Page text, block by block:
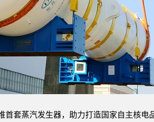
首套蒸汽发生器，助力打造国家自主核电